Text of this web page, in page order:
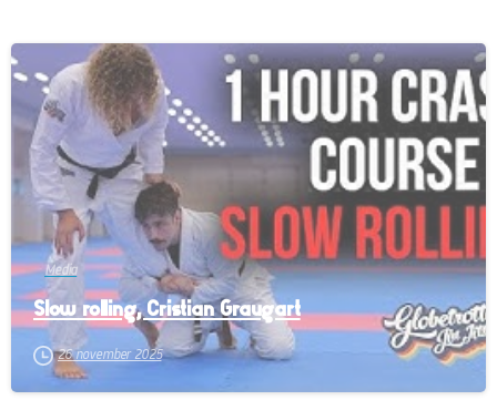
-
Media
Slow rolling, Cristian Graugart
26 november 2025